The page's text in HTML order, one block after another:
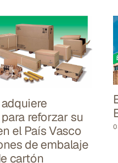
reforzar su
el País Vasco
de embalaje
cartón